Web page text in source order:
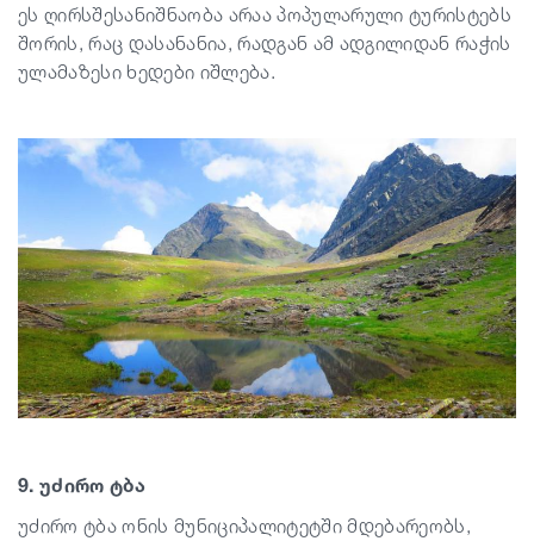
ეს ღირსშესანიშნაობა არაა პოპულარული ტურისტებს
შორის, რაც დასანანია, რადგან ამ ადგილიდან რაჭის
ულამაზესი ხედები იშლება.
9. უძირო ტბა
უძირო ტბა ონის მუნიციპალიტეტში მდებარეობს,